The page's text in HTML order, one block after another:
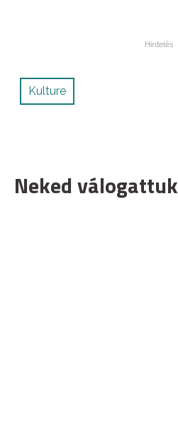
Kulture
Neked válogattuk